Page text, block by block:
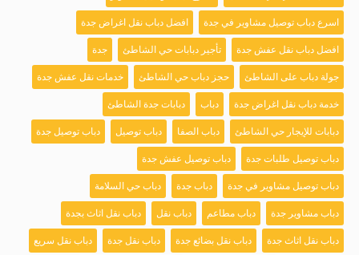
اسرع دباب توصيل مشاوير في جدة افضل دباب نقل اغراض جدة
افضل دباب نقل عفش جدة تأجير دبابات حي الشاطئ جدة
جولة دباب على الشاطئ حجز دباب حي الشاطئ خدمات نقل عفش جدة
خدمة دباب نقل اغراض جدة دباب دبابات جدة الشاطئ
دبابات للإيجار حي الشاطئ دباب الصفا دباب توصيل دباب توصيل جدة
دباب توصيل طلبات جدة دباب توصيل عفش جدة
دباب توصيل مشاوير في جدة دباب جدة دباب حي السلامة
دباب مشاوير جدة دباب مطاعم دباب نقل دباب نقل اثاث بجدة
دباب نقل اثاث جدة دباب نقل بضائع جدة دباب نقل جدة دباب نقل سريع